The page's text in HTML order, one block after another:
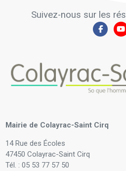
Suivez-nous sur les
Mairie de Colayrac-Saint Cirq
14 Rue des Écoles
47450 Colayrac-Saint Cirq
Tél. : 05 53 77 57 50